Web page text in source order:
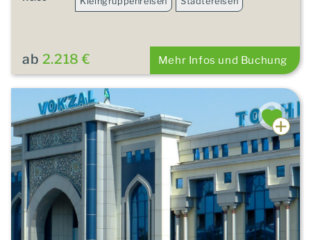
ab 2.218 € Mehr Infos und Buchung